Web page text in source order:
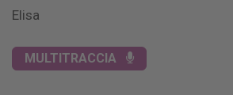
Elisa
MULTITRACCIA